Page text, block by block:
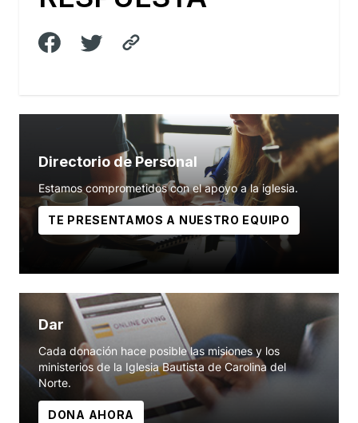
Directorio de Personal
Estamos comprometidos con el apoyo a la iglesia.
TE PRESENTAMOS A NUESTRO EQUIPO
Dar
Cada donación hace posible las misiones y los
ministerios de la Iglesia Bautista de Carolina del
Norte.
DONA AHORA